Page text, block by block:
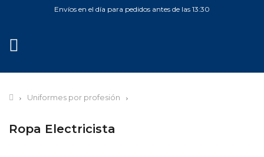
Envíos en el día para pedidos antes de las 13:30
Uniformes por profesión
Ropa Electricista